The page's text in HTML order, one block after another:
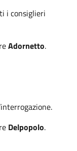
i consiglieri
Adornetto.
Delpopolo.